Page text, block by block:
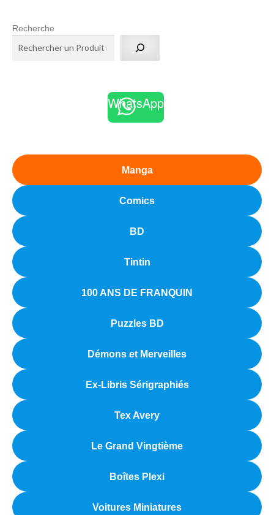
Recherche
WhatsApp
Manga
Comics
BD
Tintin
100 ANS DE FRANQUIN
Puzzles BD
Démons et Merveilles
Ex-Libris Sérigraphiés
Tex Avery
Le Grand Vingtième
Boîtes Plexi
Voitures Miniatures